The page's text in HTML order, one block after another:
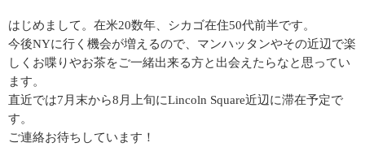
はじめまして。在米20数年、シカゴ在住50代前半です。
今後NYに行く機会が増えるので、マンハッタンやその近辺で楽
しくお喋りやお茶をご一緒出来る方と出会えたらなと思ってい
ます。
直近では7月末から8月上旬にLincoln Square近辺に滞在予定で
す。
ご連絡お待ちしています！